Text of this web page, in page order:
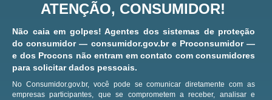
ATENÇÃO, CONSUMIDOR!
Não caia em golpes! Agentes dos sistemas de proteção
do consumidor — consumidor.gov.br e Proconsumidor —
e dos Procons não entram em contato com consumidores
para solicitar dados pessoais.
No Consumidor.gov.br, você pode se comunicar diretamente com as
empresas participantes, que se comprometem a receber, analisar e